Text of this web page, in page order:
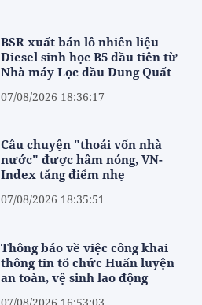
BSR xuất bán lô nhiên liệu
Diesel sinh học B5 đầu tiên từ
Nhà máy Lọc dầu Dung Quất
07/08/2026 18:36:17
Câu chuyện "thoái vốn nhà
nước" được hâm nóng, VN-
Index tăng điểm nhẹ
07/08/2026 18:35:51
Thông báo về việc công khai
thông tin tổ chức Huấn luyện
an toàn, vệ sinh lao động